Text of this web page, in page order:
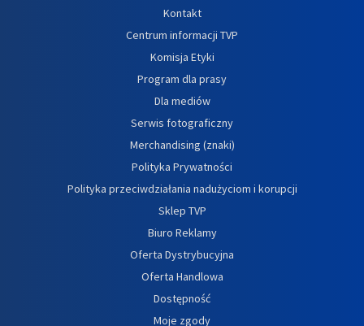
Kontakt
Centrum informacji TVP
Komisja Etyki
Program dla prasy
Dla mediów
Serwis fotograficzny
Merchandising (znaki)
Polityka Prywatności
Polityka przeciwdziałania nadużyciom i korupcji
Sklep TVP
Biuro Reklamy
Oferta Dystrybucyjna
Oferta Handlowa
Dostępność
Moje zgody